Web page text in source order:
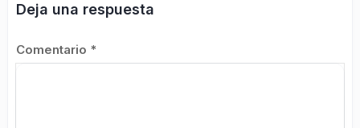
Deja una respuesta
Comentario *